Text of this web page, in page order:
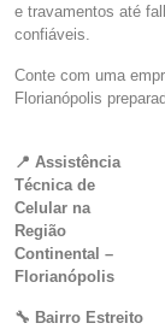
e travamentos até
confiáveis.
Conte com uma
Florianópolis
📍 Assistência
Técnica de
Celular na
Região
Continental –
Florianópolis
🔧 Bairro Estreito